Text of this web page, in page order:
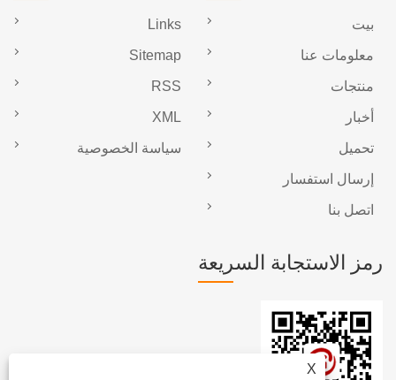
X
بيت
معلومات عنا
منتجات
أخبار
تحميل
إرسال استفسار
اتصل بنا
Links
Sitemap
RSS
XML
سياسة الخصوصية
رمز الاستجابة السريعة